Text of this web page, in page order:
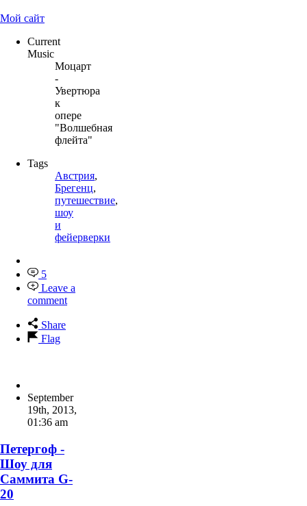
Мой сайт
Current
Music
Моцарт
-
Увертюра
к
опере
"Волшебная
флейта"
Tags
Австрия,
Брегенц,
путешествие,
шоу
и
фейерверки
5
Leave a
comment
Share
Flag
September
19th, 2013,
01:36 am
Петергоф -
Шоу для
Саммита G-
20